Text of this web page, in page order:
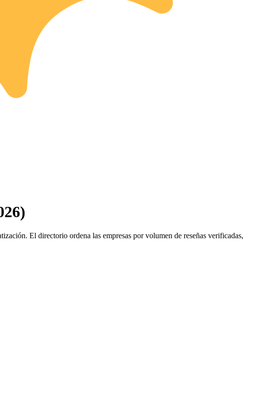
El directorio ordena las empresas por volumen de reseñas verificadas,